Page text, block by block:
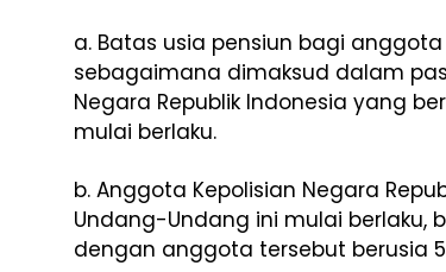
a. Batas usia pensiun bagi
sebagaimana dimaksud dalam
Negara Republik Indonesia yang
mulai berlaku.
b. Anggota Kepolisian Negara
Undang-Undang ini mulai berlaku,
dengan anggota tersebut berusia